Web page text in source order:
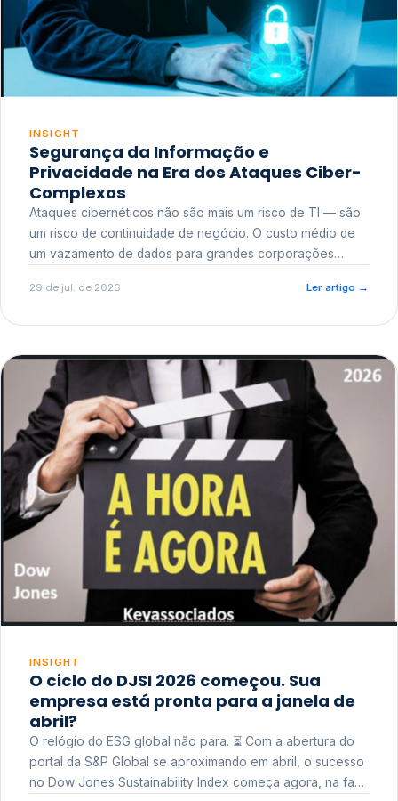
INSIGHT
Segurança da Informação e
Privacidade na Era dos Ataques Ciber-
Complexos
Ataques cibernéticos não são mais um risco de TI — são
um risco de continuidade de negócio. O custo médio de
um vazamento de dados para grandes corporações
reputacional e o risco regulatório junto a órgãos como a
29 de jul. de 2026 Ler artigo →
INSIGHT
O ciclo do DJSI 2026 começou. Sua
empresa está pronta para a janela de
abril?
O relógio do ESG global não para. ⏳ Com a abertura do
portal da S&P Global se aproximando em abril, o sucesso
no Dow Jones Sustainability Index começa agora, na fase